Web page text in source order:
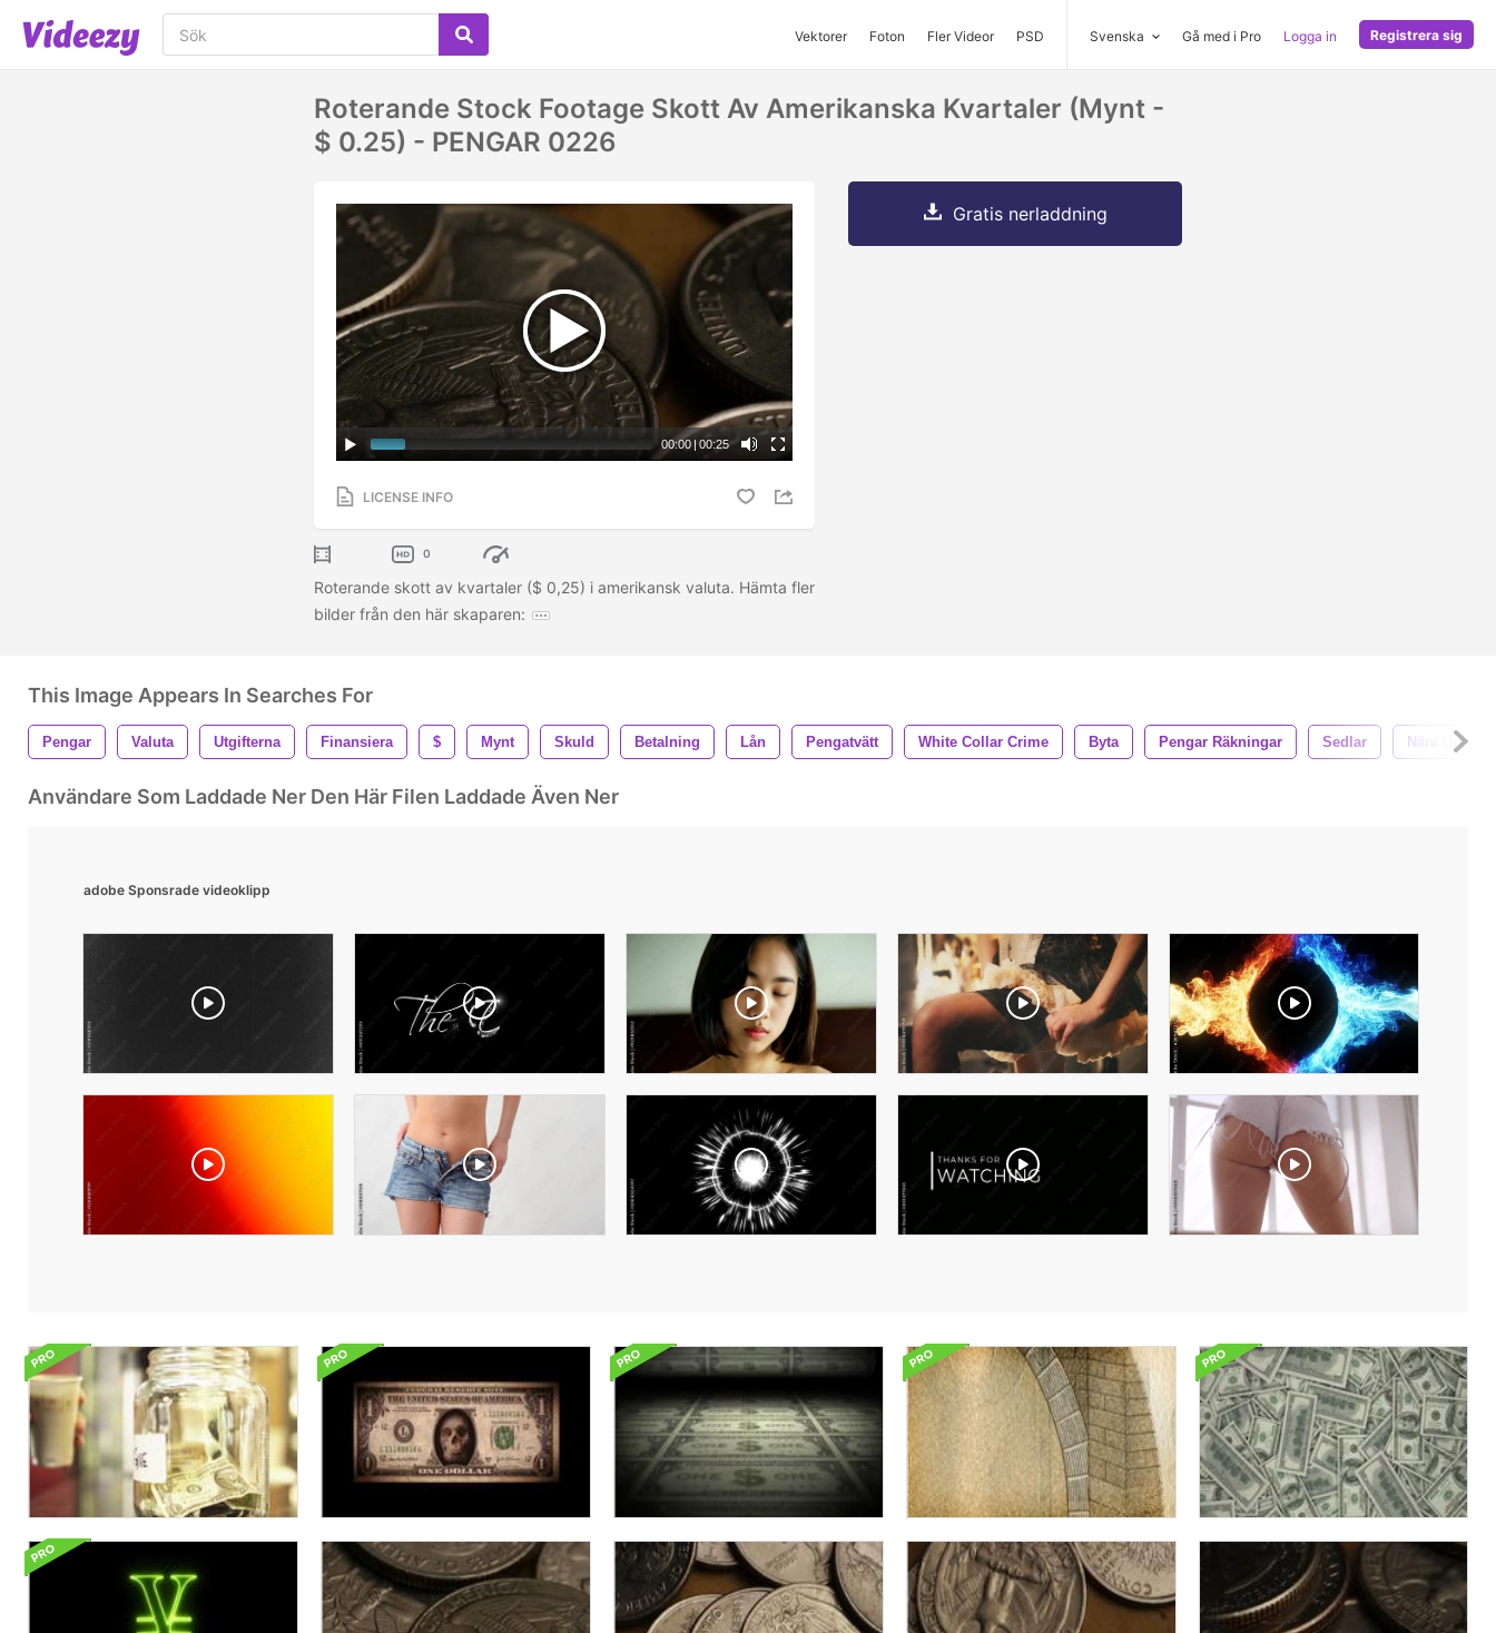
Vektorer Foton Fler Videor PSD Svenska Gå med i Pro Logga in Registrera sig
Roterande Stock Footage Skott Av Amerikanska Kvartaler (mynt -
$ 0.25) - PENGAR 0226
00:00 |00:25
LICENSE INFO
0
Roterande skott av kvartaler ($ 0,25) i amerikansk valuta. Hämta fler
bilder från den här skaparen:
Gratis nerladdning
This Image Appears In Searches For
Pengar Valuta Utgifterna Finansiera $ Mynt Skuld Betalning Lån Pengatvätt White Collar Crime Byta Pengar Räkningar Sedlar Nära Upp
Användare Som Laddade Ner Den Här Filen Laddade Även Ner
adobe Sponsrade videoklipp